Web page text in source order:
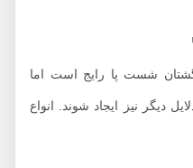
شست پا رایج است اما
نیز ایجاد شوند. انواع